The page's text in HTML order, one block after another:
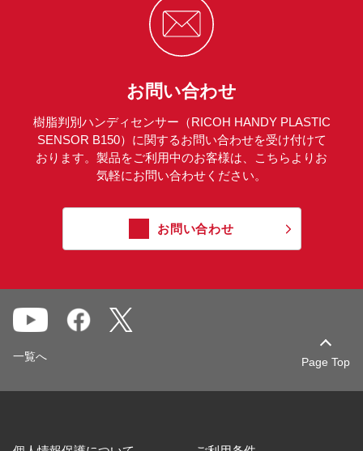
お問い合わせ
樹脂判別ハンディセンサー（RICOH HANDY PLASTIC
SENSOR B150）に関するお問い合わせを受け付けて
おります。製品をご利用中のお客様は、こちらよりお
気軽にお問い合わせください。
お問い合わせ
Page Top
一覧へ